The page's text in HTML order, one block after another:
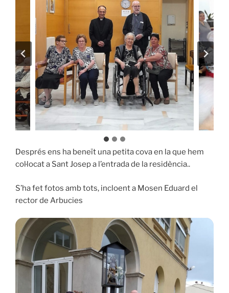
Després ens ha beneït una petita cova en la que hem
col·locat a Sant Josep a l’entrada de la residència..
S’ha fet fotos amb tots, incloent a Mosen Eduard el
rector de Arbucies